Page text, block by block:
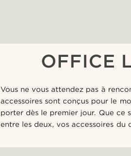
OFFICE
Vous ne vous attendez pas à
accessoires sont conçus pour le
porter dès le premier jour. Que ce
entre les deux, vos accessoires